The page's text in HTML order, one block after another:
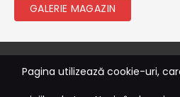
Pagina utilizează cookie-uri,
GALERIE MAGAZIN
© 2026